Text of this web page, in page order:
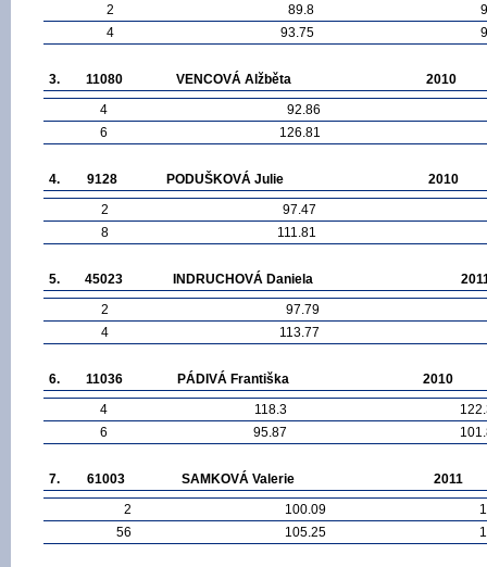
2
89.8
4
93.75
3. 11080 VENCOVÁ Alžběta
2010
4
92.86
6
126.81
4. 9128 PODUŠKOVÁ Julie
2010
2
97.47
8
111.81
5. 45023 INDRUCHOVÁ Daniela
2
97.79
4
113.77
6. 11036 PÁDIVÁ Františka
2010
4
118.3
6
95.87
7. 61003 SAMKOVÁ Valerie
2011
2
100.09
56
105.25